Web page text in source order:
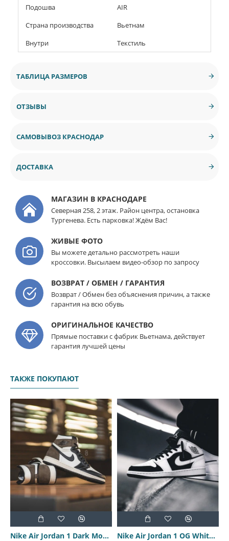
Подошва
AIR
Страна производства
Вьетнам
Внутри
Текстиль
ТАБЛИЦА РАЗМЕРОВ
ОТЗЫВЫ
САМОВЫВОЗ КРАСНОДАР
ДОСТАВКА
МАГАЗИН В КРАСНОДАРЕ
Северная 258, 2 этаж. Район центра, остановка
Тургенева. Есть парковка! Ждём Вас!
ЖИВЫЕ ФОТО
Вы можете детально рассмотреть наши
кроссовки. Высылаем видео-обзор по запросу
ВОЗВРАТ / ОБМЕН / ГАРАНТИЯ
Возврат / Обмен без объяснения причин, а также
гарантия на всю обувь
ОРИГИНАЛЬНОЕ КАЧЕСТВО
Прямые поставки с фабрик Вьетнама, действует
гарантия лучшей цены
ТАКЖЕ ПОКУПАЮТ
Nike Air Jordan 1 Dark Mocha Nike Air Jordan 1 OG White Tuxedo